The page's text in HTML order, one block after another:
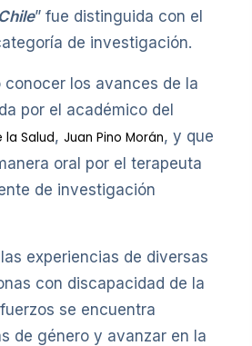
” fue distinguida con el
de investigación.
conocer los avances de la
por el académico del
Salud, Juan Pino Morán, y que
oral por el terapeuta
de investigación
experiencias de diversas
con discapacidad de la
se encuentra
de género y avanzar en la